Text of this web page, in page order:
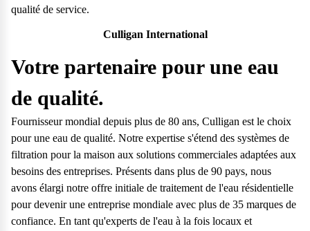
qualité de service.
Culligan International
Votre partenaire pour une eau
de qualité.
Fournisseur mondial depuis plus de 80 ans, Culligan est le choix
pour une eau de qualité. Notre expertise s'étend des systèmes de
filtration pour la maison aux solutions commerciales adaptées aux
besoins des entreprises. Présents dans plus de 90 pays, nous
avons élargi notre offre initiale de traitement de l'eau résidentielle
pour devenir une entreprise mondiale avec plus de 35 marques de
confiance. En tant qu'experts de l'eau à la fois locaux et
Questions fréquentes
Consultez notre page de FAQ pour trouver toutes les réponses à vos
questions.
Service après vente
Vous avez des demandes sur l’entretien, le suivi et le dépannage de
votre matériel ? Culligan est là pour vous
Contacter notre service client